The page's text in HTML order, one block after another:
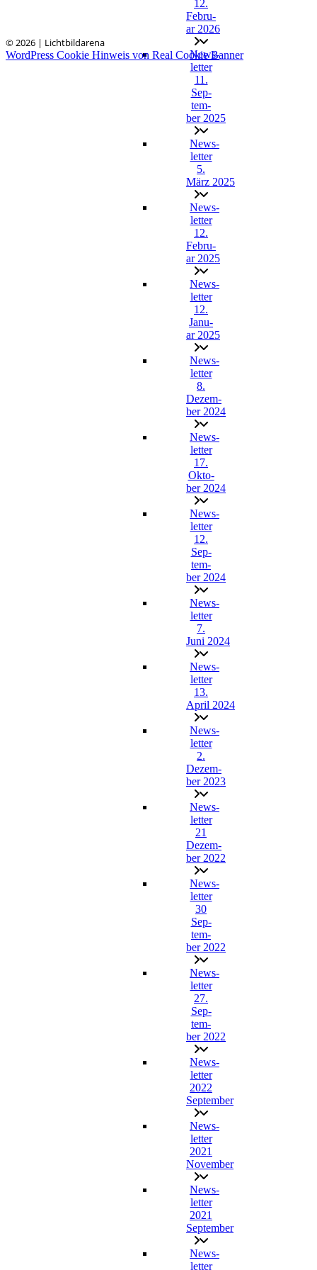
12.
Febru­
ar 2026
News­
let­ter
11.
Sep­
tem­
ber 2025
News­
let­ter
5.
März 2025
News­
let­ter
12.
Febru­
ar 2025
News­
let­ter
12.
Janu­
ar 2025
News­
let­ter
8.
Dezem­
ber 2024
News­
let­ter
17.
Okto­
ber 2024
News­
let­ter
12.
Sep­
tem­
ber 2024
News­
let­ter
7.
Juni 2024
News­
let­ter
13.
April 2024
News­
let­ter
2.
Dezem­
ber 2023
News­
let­ter
21
Dezem­
ber 2022
News­
let­ter
30
Sep­
tem­
ber 2022
News­
let­ter
27.
Sep­
tem­
ber 2022
News­
let­ter
2022
September
News­
let­ter
2021
November
News­
let­ter
2021
September
News­
let­ter
© 2026 | Lichtbildarena
WordPress Cookie Hinweis von Real Cookie Banner